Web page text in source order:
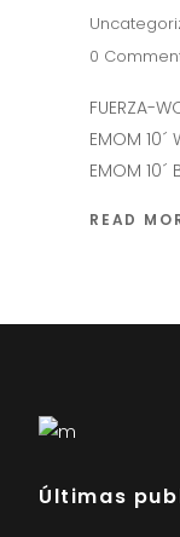
0
FUERZA-
EMOM
EMOM
READ
Últimas